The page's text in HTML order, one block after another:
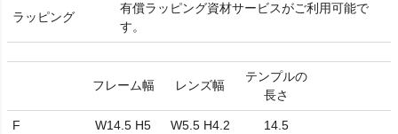
ラッピング
有償ラッピング資材サービスがご利用可能で
す。
フレーム幅 レンズ幅
テンプルの
長さ
F W14.5 H5 W5.5 H4.2 14.5